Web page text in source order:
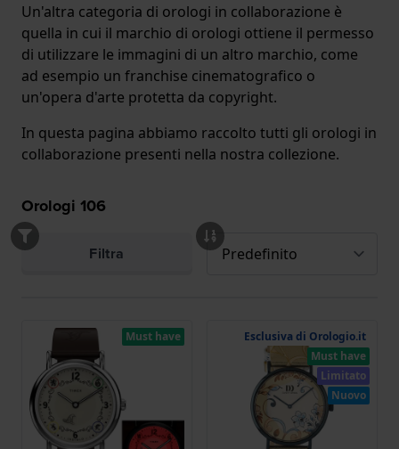
Un'altra categoria di orologi in collaborazione è
quella in cui il marchio di orologi ottiene il permesso
di utilizzare le immagini di un altro marchio, come
ad esempio un franchise cinematografico o
un'opera d'arte protetta da copyright.
In questa pagina abbiamo raccolto tutti gli orologi in
collaborazione presenti nella nostra collezione.
Orologi 106
Filtra
Must have
Esclusiva di Orologio.it
Must have
Limitato
Nuovo